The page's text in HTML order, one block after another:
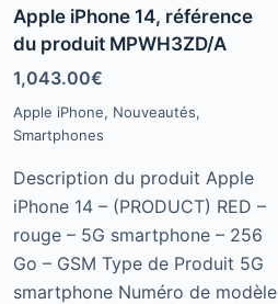
a
t
e
d
0
o
t
o
Apple iPhone 14, référence
du produit MPWH3ZD/A
1,043.00€
Apple iPhone, Nouveautés,
Smartphones
Description du produit Apple
iPhone 14 – (PRODUCT) RED –
rouge – 5G smartphone – 256
Go – GSM Type de Produit 5G
smartphone Numéro de modèle